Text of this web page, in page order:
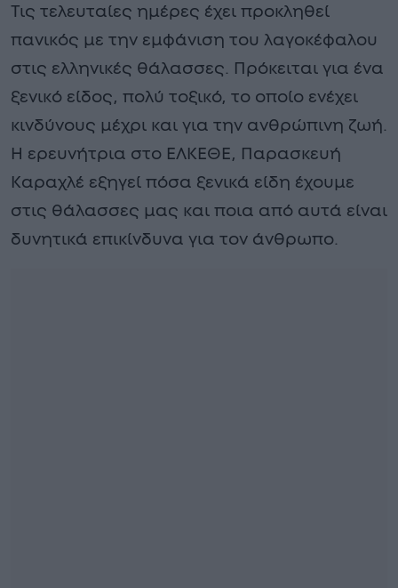
Τις τελευταίες ημέρες έχει προκληθεί
πανικός με την εμφάνιση του λαγοκέφαλου
στις ελληνικές θάλασσες. Πρόκειται για ένα
ξενικό είδος, πολύ τοξικό, το οποίο ενέχει
κινδύνους μέχρι και για την ανθρώπινη ζωή.
Η ερευνήτρια στο ΕΛΚΕΘΕ, Παρασκευή
Καραχλέ εξηγεί πόσα ξενικά είδη έχουμε
στις θάλασσες μας και ποια από αυτά είναι
δυνητικά επικίνδυνα για τον άνθρωπο.